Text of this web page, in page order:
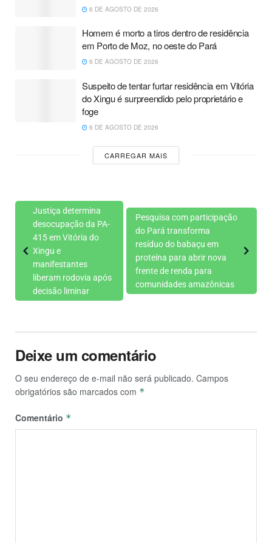
6 DE AGOSTO DE 2026
Homem é morto a tiros dentro de residência
em Porto de Moz, no oeste do Pará
6 DE AGOSTO DE 2026
Suspeito de tentar furtar residência em Vitória
do Xingu é surpreendido pelo proprietário e
foge
6 DE AGOSTO DE 2026
CARREGAR MAIS
Justiça determina
desocupação da PA-
415 em Vitória do
Xingu e
manifestantes
liberam rodovia após
decisão liminar
Pesquisa com participação
do Pará transforma
resíduo do babaçu em
proteína para abrir nova
frente de renda para
comunidades amazônicas
Deixe um comentário
O seu endereço de e-mail não será publicado. Campos
obrigatórios são marcados com *
Comentário *